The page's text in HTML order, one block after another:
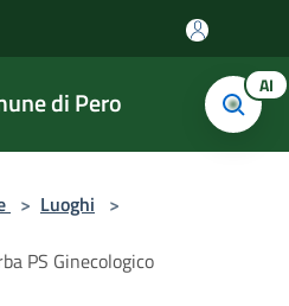
di Pero AI
> Luoghi >
PS Ginecologico